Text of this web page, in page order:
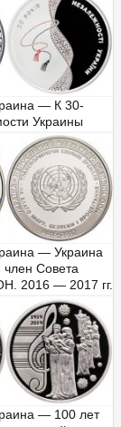
— К 30-
Украины
— Украина
Совета
2016 — 2017 гг.
— 100 лет